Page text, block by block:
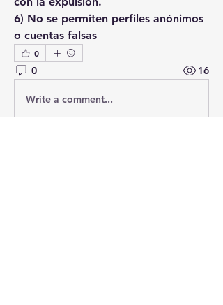
6) No se permiten perfiles anónimos
o cuentas falsas
0
0 16
Write a comment...